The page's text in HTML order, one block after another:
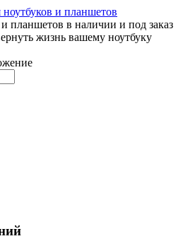
и планшетов в наличии и под заказ
жизнь вашему ноутбуку